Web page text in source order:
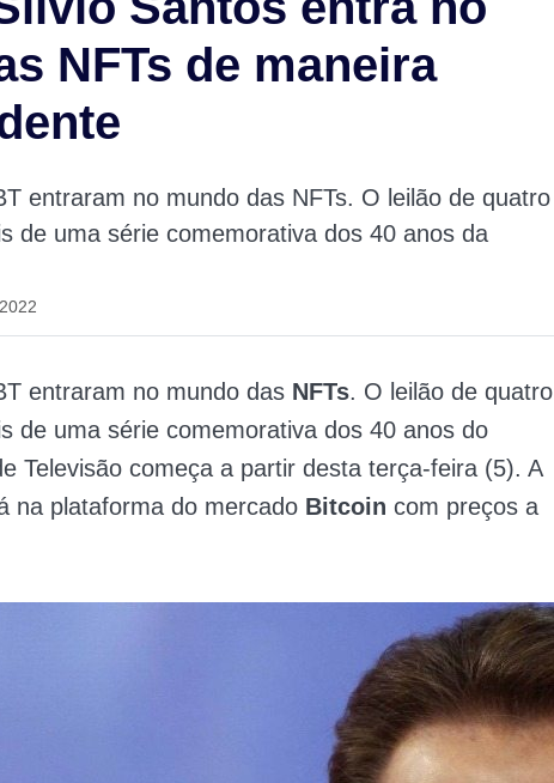
NFTs de maneira
entraram no mundo das NFTs. O leilão de quatro
de uma série comemorativa dos 40 anos da
entraram no mundo das NFTs. O leilão de quatro
de uma série comemorativa dos 40 anos do
Televisão começa a partir desta terça-feira (5). A
na plataforma do mercado Bitcoin com preços a